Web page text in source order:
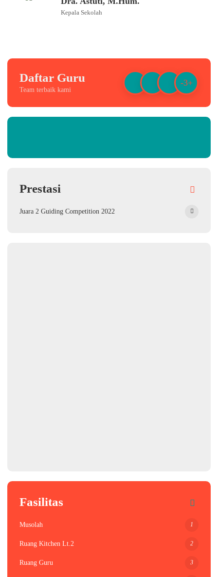
Kepala Sekolah
Daftar Guru
Team terbaik kami
-3+
Prestasi
Juara 2 Guiding Competition 2022
Fasilitas
Musolah 1
Ruang Kitchen Lt.2 2
Ruang Guru 3